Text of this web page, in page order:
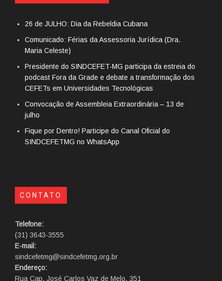
26 de JULHO: Dia da Rebeldia Cubana
Comunicado: Férias da Assessoria Jurídica (Dra.
Maria Celeste)
Presidente do SINDCEFET-MG participa da estreia do
podcast Fora da Grade e debate a transformação dos
CEFETs em Universidades Tecnológicas
Convocação de Assembleia Extraordinária – 13 de
julho
Fique por Dentro! Participe do Canal Oficial do
SINDCEFETMG no WhatsApp
CONTATO
Telefone:
(31) 3643-3555
E-mail:
sindcefetmg@sindcefetmg.org.br
Endereço:
Rua Cap. José Carlos Vaz de Melo, 351